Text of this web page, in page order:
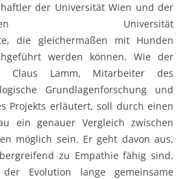
der Universität Wien und der
Universität
die gleichermaßen mit Hunden
werden können. Wie der
Claus Lamm, Mitarbeiter des
Grundlagenforschung und
Projekts erläutert, soll durch einen
ein genauer Vergleich zwischen
möglich sein. Er geht davon aus,
zu Empathie fähig sind.
Evolution lange gemeinsame